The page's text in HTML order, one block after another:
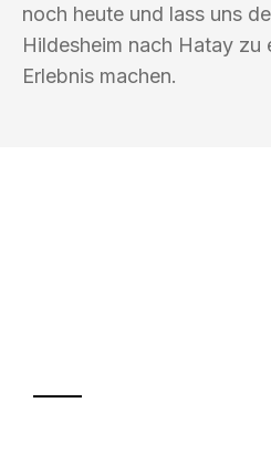
noch heute und lass uns
Hildesheim nach Hatay zu
Erlebnis machen.